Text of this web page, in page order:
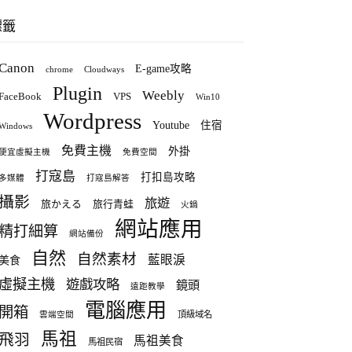
chrome Cloudways E-game攻略
Plugin VPS Weebly Win10
Wordpress Youtube 住宿
宜虛擬主機 免費主機 免費空間 外掛
媒體 打寇島 打寇島解答 打扣島攻略
攝影 旅かえる 旅行青蛙 旅遊 火鍋
打細算 網站備份 網站應用
食 自然 自然素材 藍眼淚
虛擬主機 遊戲攻略 遠距教學 鏡頭
開箱 雲端空間 電腦應用 頂級域名
飛羽 馬祖 馬祖民宿 馬祖美食